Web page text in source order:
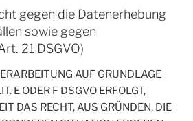
gegen die Datenerhebung
sowie gegen
21 DSGVO)
AUF GRUNDLAGE
E ODER F DSGVO ERFOLGT,
DAS RECHT, AUS GRÜNDEN, DIE